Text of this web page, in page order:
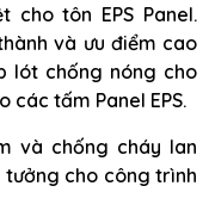
tôn EPS Panel.
và ưu điểm cao
lót chống nóng cho
tấm Panel EPS.
và chống cháy lan
tưởng cho công trình